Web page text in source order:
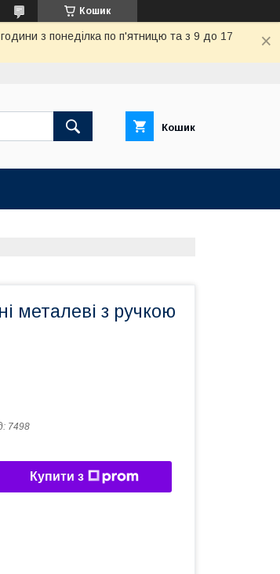
Кошик
з понеділка по п'ятницю та з 9 до 17
Кошик
металеві з ручкою
7498
Купити з